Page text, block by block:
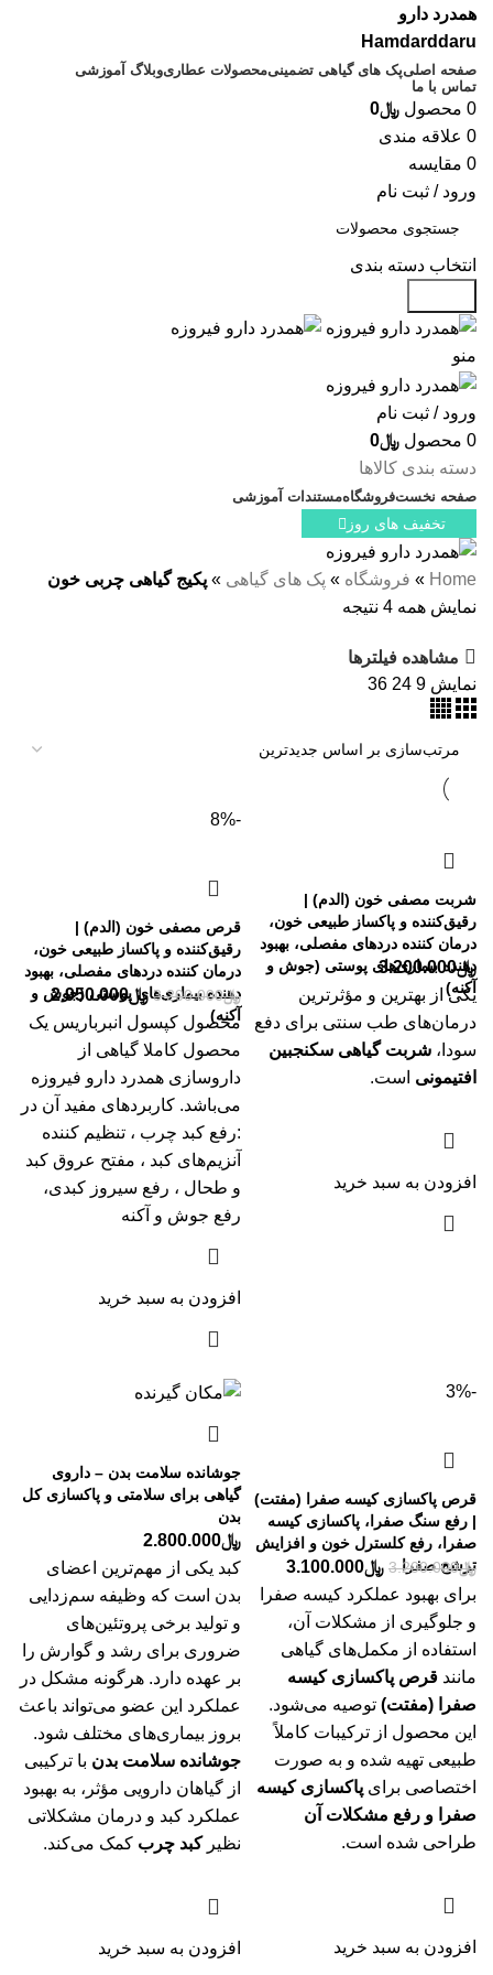
همدرد دارو
Hamdarddaru
صفحه اصلیپک های گیاهی تضمینیمحصولات عطاریوبلاگ آموزشی
تماس با ما
0 محصول ﷼0
0 علاقه مندی
0 مقایسه
ورود / ثبت نام
انتخاب دسته بندی
منو
ورود / ثبت نام
0 محصول ﷼0
دسته بندی کالاها
صفحه نخستفروشگاهمستندات آموزشی
تخفیف های روز
Home
» فروشگاه » پک های گیاهی » پکیج گیاهی چربی خون
نمایش همه 4 نتیجه
مشاهده فیلترها
نمایش 9
24
36
شربت مصفی خون (الدم) |
رقیق‌کننده و پاکساز طبیعی خون،
درمان کننده دردهای مفصلی، بهبود
دهنده بیماری‌های پوستی (جوش و
آکنه)
﷼3.200.000
یکی از بهترین و مؤثرترین
درمان‌های طب سنتی برای دفع
سودا، شربت گیاهی سکنجبین
افتیمونی است.
افزودن به سبد خرید
-8%
قرص مصفی خون (الدم) |
رقیق‌کننده و پاکساز طبیعی خون،
درمان کننده دردهای مفصلی، بهبود
دهنده بیماری‌های پوستی (جوش و
آکنه)
﷼3.200.000 ﷼2.950.000
محصول کپسول انبرباریس یک
محصول کاملا گیاهی از
داروسازی همدرد دارو فیروزه
می‌باشد. کاربردهای مفید آن در
:رفع کبد چرب ، تنظیم کننده
آنزیم‌های کبد ، مفتح عروق کبد
و طحال ، رفع سیروز کبدی،
رفع جوش و آکنه
افزودن به سبد خرید
-3%
قرص پاکسازی کیسه صفرا (مفتت)
| رفع سنگ صفرا، پاکسازی کیسه
صفرا، رفع کلسترل خون و افزایش
ترشح صفرا
﷼3.200.000 ﷼3.100.000
برای بهبود عملکرد کیسه صفرا
و جلوگیری از مشکلات آن،
استفاده از مکمل‌های گیاهی
مانند قرص پاکسازی کیسه
صفرا (مفتت) توصیه می‌شود.
این محصول از ترکیبات کاملاً
طبیعی تهیه شده و به صورت
اختصاصی برای پاکسازی کیسه
صفرا و رفع مشکلات آن
طراحی شده است.
افزودن به سبد خرید
جوشانده سلامت بدن – داروی
گیاهی برای سلامتی و پاکسازی کل
بدن
﷼2.800.000
کبد یکی از مهم‌ترین اعضای
بدن است که وظیفه سم‌زدایی
و تولید برخی پروتئین‌های
ضروری برای رشد و گوارش را
بر عهده دارد. هرگونه مشکل در
عملکرد این عضو می‌تواند باعث
بروز بیماری‌های مختلف شود.
جوشانده سلامت بدن با ترکیبی
از گیاهان دارویی مؤثر، به بهبود
عملکرد کبد و درمان مشکلاتی
نظیرکبد چرب کمک می‌کند.
افزودن به سبد خرید